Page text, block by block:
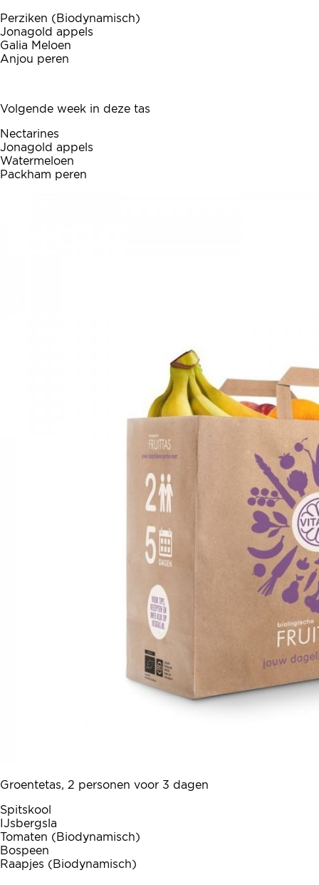
Perziken (Biodynamisch)
Jonagold appels
Galia Meloen
Anjou peren
Volgende week in deze tas
Nectarines
Jonagold appels
Watermeloen
Packham peren
Groentetas, 2 personen voor 3 dagen
Spitskool
IJsbergsla
Tomaten (Biodynamisch)
Bospeen
Raapjes (Biodynamisch)